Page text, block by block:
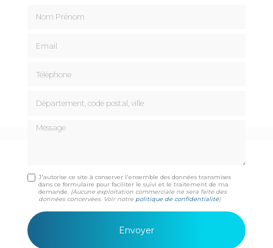
Message
J'autorise ce site à conserver l'ensemble des données transmises
dans ce formulaire pour faciliter le suivi et le traitement de ma
demande. (Aucune exploitation commerciale ne sera faite des
données concervées. Voir notre politique de confidentialité)